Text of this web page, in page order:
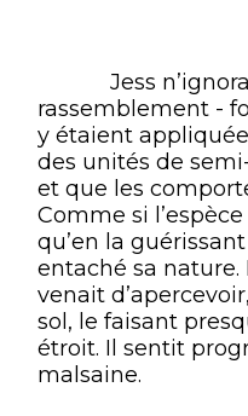
Jess n’ignorait
rassemblement -
y étaient
des unités de
et que les
Comme si
qu’en la
entaché sa nature.
venait
sol, le faisant
étroit. Il sentit
malsaine.